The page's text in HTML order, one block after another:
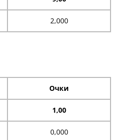
2,000
Очки
1,00
0,000